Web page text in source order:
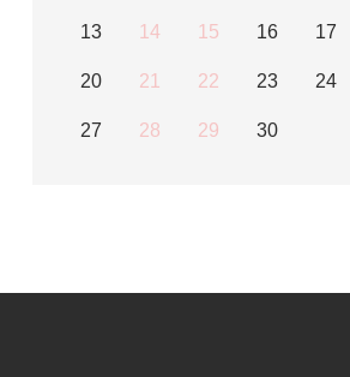
13 14 15 16 17
20 21 22 23 24
27 28 29 30